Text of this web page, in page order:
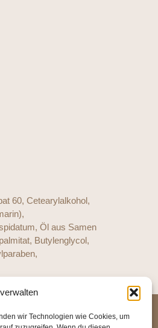
wir Technologien wie Cookies, um
60, Cetearylalkohol,
Öl aus Samen
Butylenglycol,